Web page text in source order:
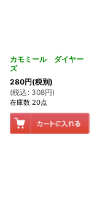
カモミール ダイヤー
ズ
280円(税別)
(税込 : 308円)
在庫数 20点